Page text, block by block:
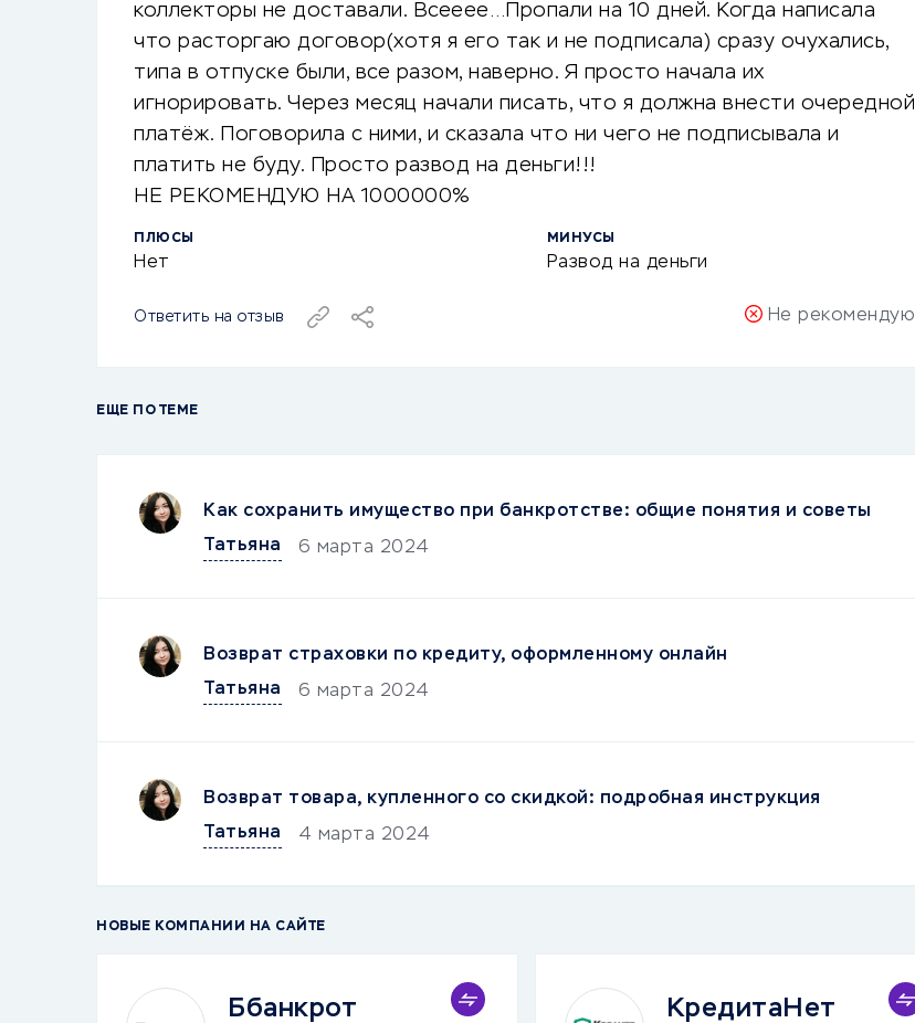
коллекторы не доставали. Всееее…Пропали на 10 дней. Когда написала
что расторгаю договор(хотя я его так и не подписала) сразу очухались,
типа в отпуске были, все разом, наверно. Я просто начала их
игнорировать. Через месяц начали писать, что я должна внести очередной
платёж. Поговорила с ними, и сказала что ни чего не подписывала и
платить не буду. Просто развод на деньги!!!
НЕ РЕКОМЕНДУЮ НА 1000000%
ПЛЮСЫ
Нет
МИНУСЫ
Развод на деньги
Ответить на отзыв Не рекомендую
ЕЩЕ ПО ТЕМЕ
Как сохранить имущество при банкротстве: общие понятия и советы
Татьяна
6 марта 2024
Возврат страховки по кредиту, оформленному онлайн
Татьяна
6 марта 2024
Возврат товара, купленного со скидкой: подробная инструкция
Татьяна
4 марта 2024
НОВЫЕ КОМПАНИИ НА САЙТЕ
Ббанкрот КредитаНет